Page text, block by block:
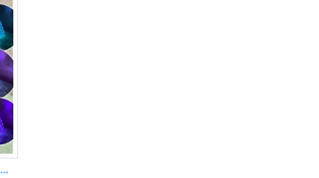
ツリー型LEDライト 虹色に光る！ミニツリー